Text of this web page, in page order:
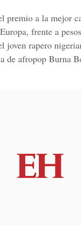
premio a la mejor
frente a
joven rapero
de afropop Burna